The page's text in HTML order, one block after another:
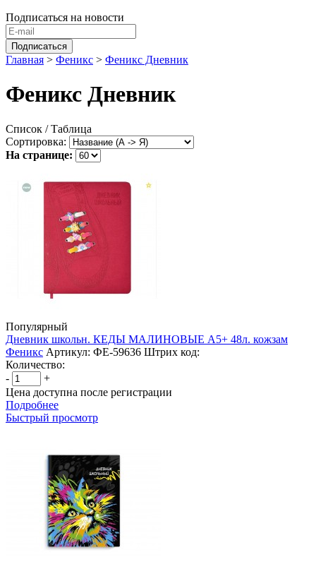
Подписаться на новости
Главная > Феникс > Феникс Дневник
Феникс Дневник
Список / Таблица
Сортировка:
На странице:
Популярный
Дневник школьн. КЕДЫ МАЛИНОВЫЕ А5+ 48л. кожзам
Феникс Артикул: ФЕ-59636 Штрих код:
Количество:
-
+
Цена доступна после регистрации
Подробнее
Быстрый просмотр